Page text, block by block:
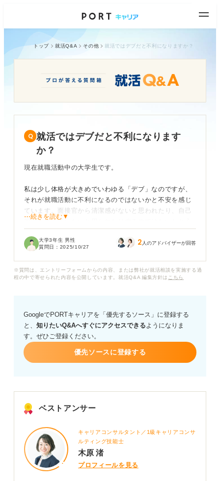
トップ 就活Q&A その他 就活ではデブだと不利になりますか？
就活ではデブだと不利になります
か？
現在就職活動中の大学生です。
私は少し体格が大きめでいわゆる「デブ」なのですが、
それが就職活動に不利になるのではないかと不安を感じ
ています。面接官から清潔感がないと思われたり、自己
管理ができていないと思われたりするのではないかと心
るのでしょうか？
⋯続きを読む▼
大学3年生 男性
質問日： 2025/10/27 2 人のアドバイザーが回答
※質問は、エントリーフォームからの内容、または弊社が就活相談を実施する過
程の中で寄せられた内容を公開しています。就活Q&A 編集方針は こちら
GoogleでPORTキャリアを「優先するソース」に登録する
と、 知りたいQ&Aへすぐにアクセスできるようになりま
す。ぜひご登録ください。
優先ソースに登録する
ベストアンサー
キャリアコンサルタント／1級キャリアコンサ
ルティング技能士
木原 渚
プロフィールを見る